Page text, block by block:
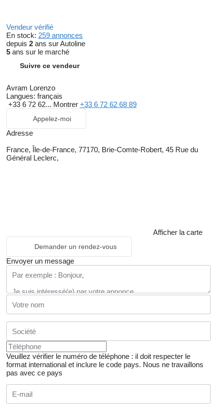
Vendeur vérifié
En stock: 259 annonces
depuis 2 ans sur Autoline
5 ans sur le marché
Suivre ce vendeur
Avram Lorenzo
Langues: français
+33 6 72 62... Montrer +33 6 72 62 68 89
Appelez-moi
Adresse
France, Île-de-France, 77170, Brie-Comte-Robert, 45 Rue du
Général Leclerc,
Afficher la carte
Demander un rendez-vous
Envoyer un message
Veuillez vérifier le numéro de téléphone : il doit respecter le
format international et inclure le code pays. Nous ne travaillons
pas avec ce pays